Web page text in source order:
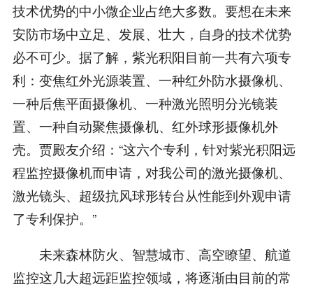
技术优势的中小微企业占绝大多数。要想在未来
安防市场中立足、发展、壮大，自身的技术优势
必不可少。据了解，紫光积阳目前一共有六项专
利：变焦红外光源装置、一种红外防水摄像机、
一种后焦平面摄像机、一种激光照明分光镜装
置、一种自动聚焦摄像机、红外球形摄像机外
壳。贾殿友介绍：“这六个专利，针对紫光积阳远
程监控摄像机而申请，对我公司的激光摄像机、
激光镜头、超级抗风球形转台从性能到外观申请
了专利保护。”
未来森林防火、智慧城市、高空瞭望、航道
监控这几大超远距监控领域，将逐渐由目前的常